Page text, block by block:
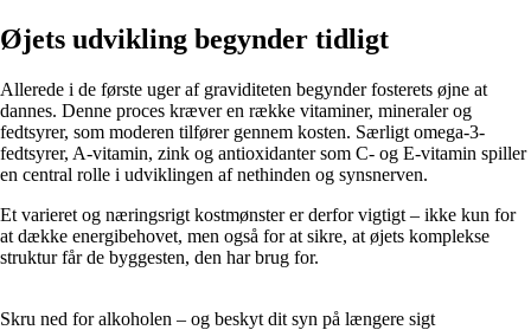
Øjets udvikling begynder tidligt
Allerede i de første uger af graviditeten begynder fosterets øjne at
dannes. Denne proces kræver en række vitaminer, mineraler og
fedtsyrer, som moderen tilfører gennem kosten. Særligt omega-3-
fedtsyrer, A-vitamin, zink og antioxidanter som C- og E-vitamin spiller
en central rolle i udviklingen af nethinden og synsnerven.
Et varieret og næringsrigt kostmønster er derfor vigtigt – ikke kun for
at dække energibehovet, men også for at sikre, at øjets komplekse
struktur får de byggesten, den har brug for.
Skru ned for alkoholen – og beskyt dit syn på længere sigt